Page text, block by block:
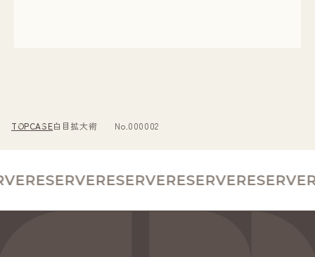
TOPCASE白目拡大術 No.000002
RESERVERESERVERESERVERESERVE